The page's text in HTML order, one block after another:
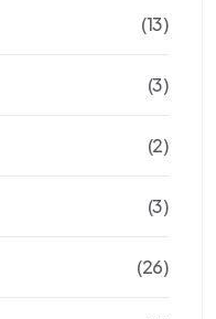
(13)
(3)
(2)
(3)
(26)